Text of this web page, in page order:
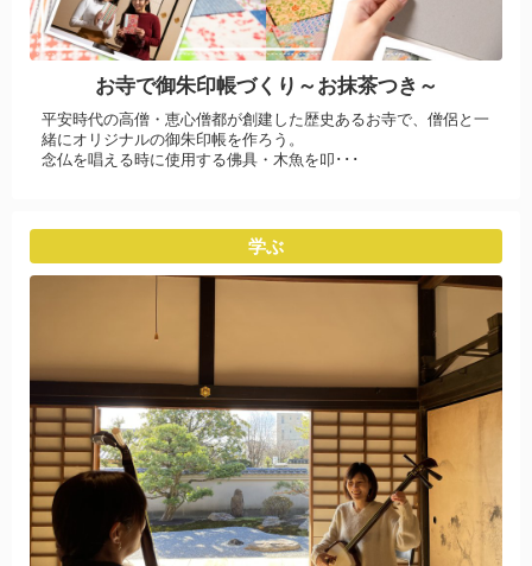
お寺で御朱印帳づくり～お抹茶つき～
平安時代の高僧・恵心僧都が創建した歴史あるお寺で、僧侶と一
緒にオリジナルの御朱印帳を作ろう。
念仏を唱える時に使用する佛具・木魚を叩･･･
学ぶ